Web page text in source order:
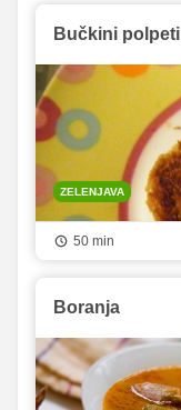
Bučkini polpeti
ZELENJAVA
50 min
Boranja